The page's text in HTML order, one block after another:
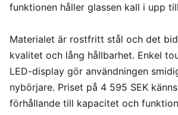
funktionen håller glassen kall i upp
Materialet är rostfritt stål och det
kvalitet och lång hållbarhet. Enkel
LED-display gör användningen
nybörjare. Priset på 4 595 SEK
förhållande till kapacitet och